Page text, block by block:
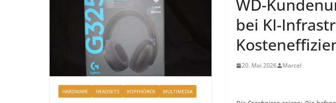
WD-
bei KI-
20. Mai 2026 Marcel
HARDWARE HEADSETS KOPFHÖRER MULTIMEDIA